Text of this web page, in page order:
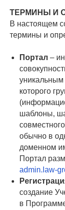
ТЕРМИНЫ
И
В настоящем
термины и
Портал –
которого
шаблоны,
обычно в
доменном
Портал
admin.law-
создание
в